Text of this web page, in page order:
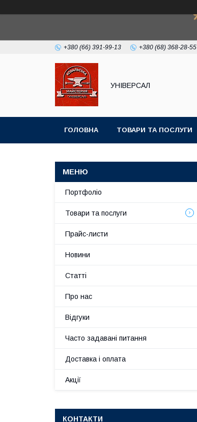
+380 (66) 391-99-13 +380 (68) 368-28-55
УНІВЕРСАЛ
ГОЛОВНА ТОВАРИ ТА ПОСЛУГИ
Портфоліо
Товари та послуги
Прайс-листи
Новини
Статті
Про нас
Відгуки
Часто задавані питання
Доставка і оплата
Акції
КОНТАКТИ